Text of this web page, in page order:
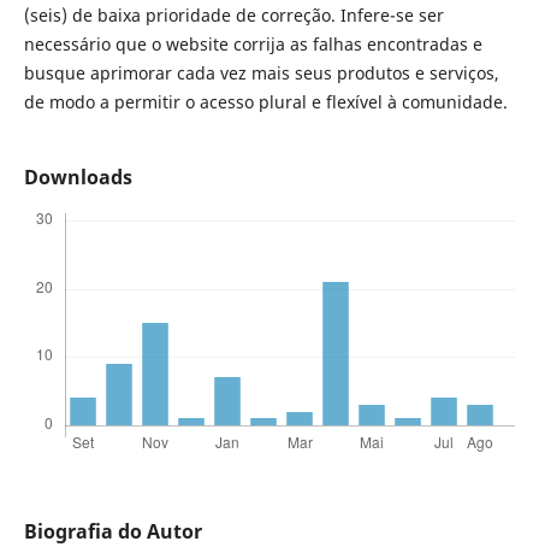
(seis) de baixa prioridade de correção. Infere-se ser
necessário que o website corrija as falhas encontradas e
busque aprimorar cada vez mais seus produtos e serviços,
de modo a permitir o acesso plural e flexível à comunidade.
Downloads
Biografia do Autor